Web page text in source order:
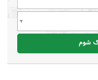
شوم